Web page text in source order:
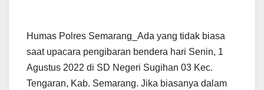
Humas Polres Semarang_Ada yang tidak biasa
saat upacara pengibaran bendera hari Senin, 1
Agustus 2022 di SD Negeri Sugihan 03 Kec.
Tengaran, Kab. Semarang. Jika biasanya dalam